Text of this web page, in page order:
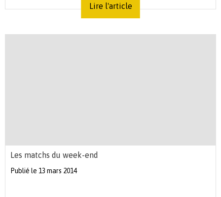
Lire l'article
Les matchs du week-end
Publié le 13 mars 2014